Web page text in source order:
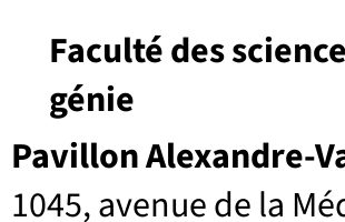
Pavillon Alexandre-
1045, avenue de la
Faculté des
génie